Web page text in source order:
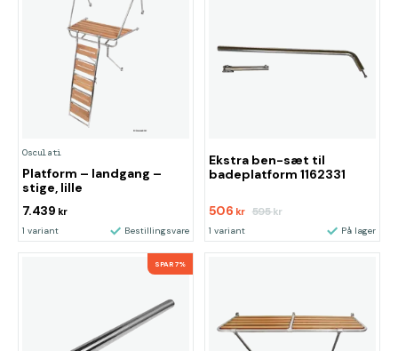
Osculati
Platform – landgang –
stige, lille
7.439 kr
1 variant Bestillingsvare
Ekstra ben-sæt til
badeplatform 1162331
506 kr 595kr
1 variant På lager
SPAR 7%